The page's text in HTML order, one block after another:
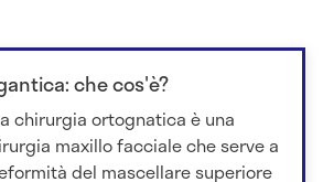
che cos'è?
chirurgia ortognatica è una
maxillo facciale che serve a
del mascellare superiore